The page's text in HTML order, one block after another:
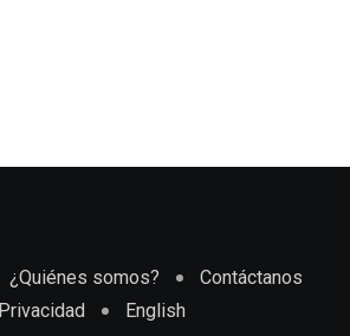
¿Quiénes somos?
Contáctanos
Privacidad
English